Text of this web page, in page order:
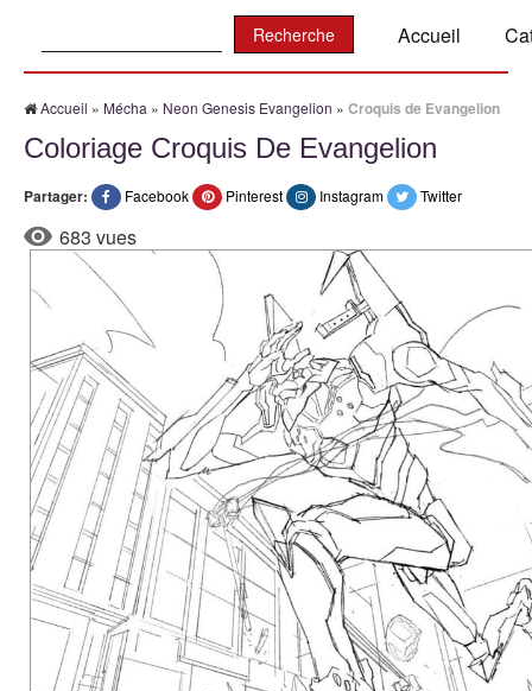
Accueil
Accueil » Mécha » Neon Genesis Evangelion » Croquis de Evangelion
Coloriage Croquis De Evangelion
Partager: Facebook Pinterest Instagram Twitter
683 vues